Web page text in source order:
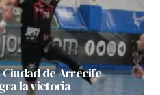
de Arrecife
la victoria